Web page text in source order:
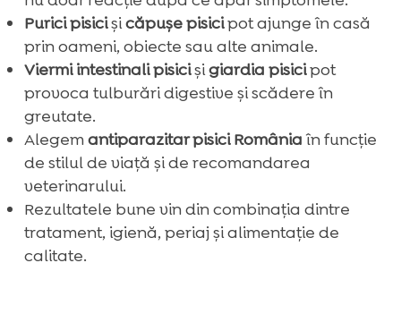
Purici pisicișicăpușe pisicipot ajunge în casă
prin oameni, obiecte sau alte animale.
Viermi intestinali pisicișigiardia pisicipot
provoca tulburări digestive și scădere în
greutate.
Alegemantiparazitar pisici România în funcție
de stilul de viață și de recomandarea
veterinarului.
Rezultatele bune vin din combinația dintre
tratament, igienă, periaj și alimentație de
calitate.